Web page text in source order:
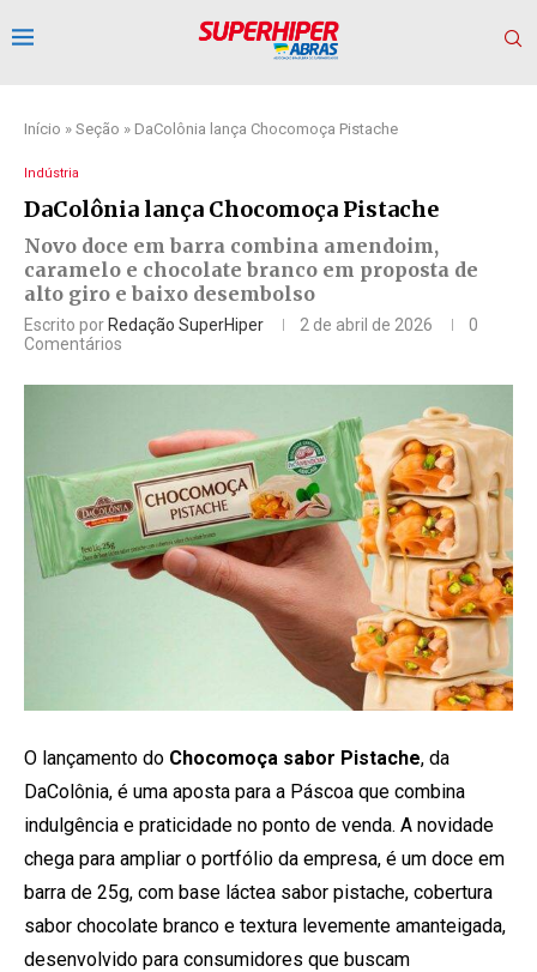
Início » Seção » DaColônia lança Chocomoça Pistache
Indústria
DaColônia lança Chocomoça Pistache
Novo doce em barra combina amendoim,
caramelo e chocolate branco em proposta de
alto giro e baixo desembolso
Escrito porRedação SuperHiper 2 de abril de 2026
0
Comentários
O lançamento do Chocomoça sabor Pistache, da
DaColônia, é uma aposta para a Páscoa que combina
indulgência e praticidade no ponto de venda. A novidade
chega para ampliar o portfólio da empresa, é um doce em
barra de 25g, com base láctea sabor pistache, cobertura
sabor chocolate branco e textura levemente amanteigada,
desenvolvido para consumidores que buscam